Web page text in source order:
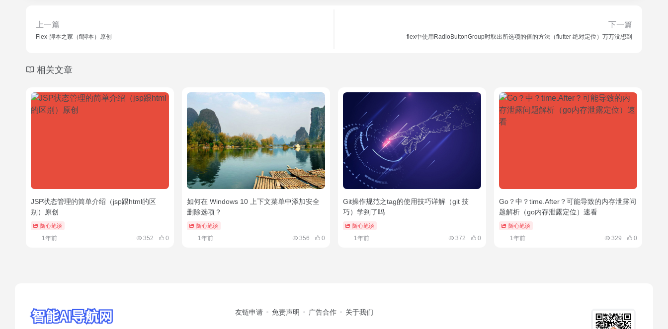
上一篇
Flex-脚本之家（fi脚本）原创
下一篇
flex中使用RadioButtonGroup时取出所选项的值的方法（flutter 绝对定位）万万没想到
相关文章
JSP状态管理的简单介绍（jsp跟html的区
别）原创
随心笔谈
1年前 352 0
如何在 Windows 10 上下文菜单中添加安全
删除选项？
随心笔谈
1年前 356 0
Git操作规范之tag的使用技巧详解（git 技
巧）学到了吗
随心笔谈
1年前 372 0
Go？中？time.After？可能导致的内存泄露问
题解析（go内存泄露定位）速看
随心笔谈
1年前 329 0
友链申请 免责声明 广告合作 关于我们